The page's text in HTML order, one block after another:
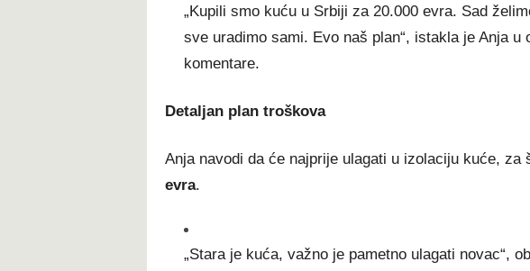
„Kupili smo kuću u Srbiji za 20.000 evra. Sad
sve uradimo sami. Evo naš plan“, istakla je Anja u
komentare.
Detaljan plan troškova
Anja navodi da će najprije ulagati u izolaciju kuće, za
evra.
„Stara je kuća, važno je pametno ulagati novac“,